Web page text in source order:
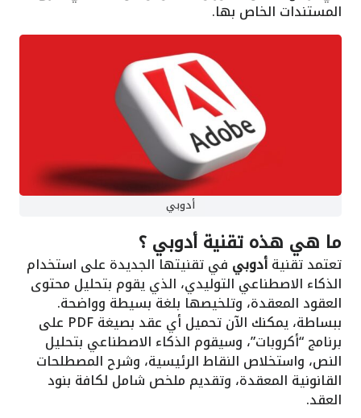
المستندات الخاص بها.
أدوبي
ما هي هذه تقنية أدوبي ؟
تعتمد تقنيةأدوبي في تقنيتها الجديدة على استخدام
الذكاء الاصطناعي التوليدي، الذي يقوم بتحليل محتوى
العقود المعقدة، وتلخيصها بلغة بسيطة وواضحة.
ببساطة، يمكنك الآن تحميل أي عقد بصيغة PDF على
برنامج “أكروبات”، وسيقوم الذكاء الاصطناعي بتحليل
النص، واستخلاص النقاط الرئيسية، وشرح المصطلحات
القانونية المعقدة، وتقديم ملخص شامل لكافة بنود
العقد.